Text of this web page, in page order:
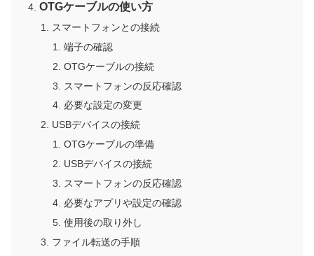
OTGケーブルの使い方
スマートフォンとの接続
端子の確認
OTGケーブルの接続
スマートフォンの反応確認
必要な設定の変更
USBデバイスの接続
OTGケーブルの準備
USBデバイスの接続
スマートフォンの反応確認
必要なアプリや設定の確認
使用後の取り外し
ファイル転送の手順